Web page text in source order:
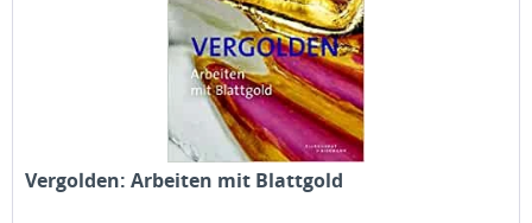
Vergolden: Arbeiten mit Blattgold